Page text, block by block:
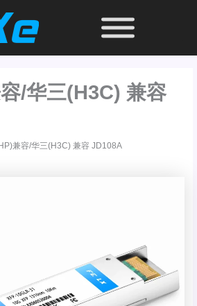
/华三(H3C) 兼容
兼容/华三(H3C) 兼容 JD108A